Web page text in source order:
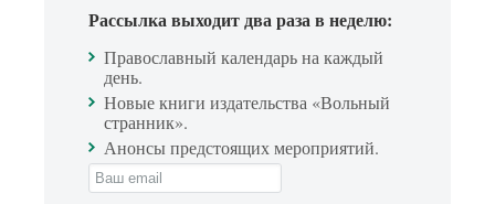
Рассылка выходит два раза в неделю:
Православный календарь на каждый
день.
Новые книги издательства «Вольный
странник».
Анонсы предстоящих мероприятий.